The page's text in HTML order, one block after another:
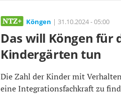
Köngen | 31.10.2024 - 05:00
Das will Köngen für
Kindergärten tun
Die Zahl der Kinder mit
eine Integrationsfachkraft zu